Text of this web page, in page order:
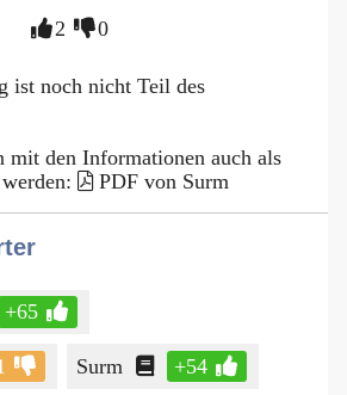
2 0
ist noch nicht Teil des
mit den Informationen auch als
PDF von Surm
+65
Surm +54